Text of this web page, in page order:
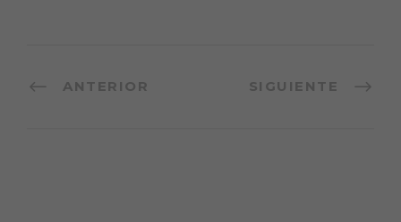
ANTERIOR SIGUIENTE